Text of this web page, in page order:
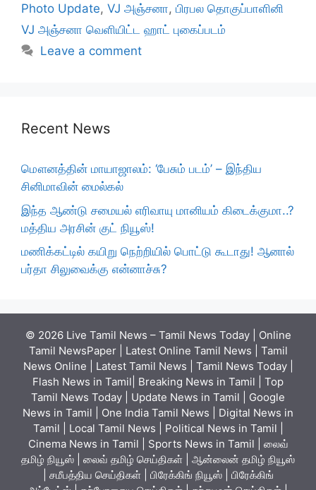
Photo Update, VJ அஞ்சனா, பிரபல தொகுப்பாளினி
VJ அஞ்சனா வெளியிட்ட ஹாட் புகைப்படம்
Leave a comment
Recent News
மௌனத்தின் மாயாஜாலம்: ‘பேசும் படம்’ – இந்திய
சினிமாவின் மைல்கல்
இந்த ஆண்டு சமையல் எரிவாயு மானியம் கிடைக்குமா..?
மத்திய அரசின் குட் நியூஸ்!
மணிக்கட்டில் கயிறு நெற்றியில் பொட்டு கூடாது! ஆனால்
பர்தா சிலுவைக்கு என்னாச்சு?
© 2026 Live Tamil News – Tamil News Today | Online
Tamil NewsPaper | Latest Online Tamil News | Tamil
News Online | Latest Tamil News | Tamil News Today |
Flash News in Tamil| Breaking News in Tamil | Top
Tamil News Today | Update News in Tamil | Google
News in Tamil | One India Tamil News | Digital News in
Tamil | Local Tamil News | Political News in Tamil |
Cinema News in Tamil | Sports News in Tamil | லைவ்
தமிழ் நியூஸ் | லைவ் தமிழ் செய்திகள் | ஆன்லைன் தமிழ் நியூஸ்
| சமீபத்திய செய்திகள் | பிரேக்கிங் நியூஸ் | பிரேக்கிங்